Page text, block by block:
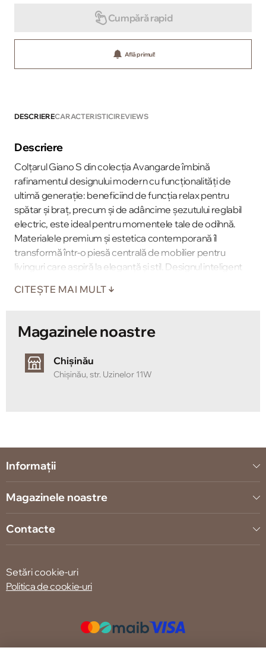
Cumpără rapid
Află primul!
DESCRIERECARACTERISTICIREVIEWS
Descriere
Colțarul Giano S din colecția Avangarde îmbină
rafinamentul designului modern cu funcționalități de
ultimă generație: beneficiind de funcția relax pentru
spătar și braț, precum și de adâncime şezutului reglabil
electric, este ideal pentru momentele tale de odihnă.
Materialele premium și estetica contemporană îl
transformă într-o piesă centrală de mobilier pentru
livinguri care aspiră la eleganţă și stil. Designul inteligent
atrage privirile. Alege Giano S pentru un spațiu de
premium.
CITEȘTE MAI MULT
Magazinele noastre
Chișinău
Chișinău, str. Uzinelor 11W
Informații
Magazinele noastre
Contacte
Setări cookie-uri
Politica de cookie-uri